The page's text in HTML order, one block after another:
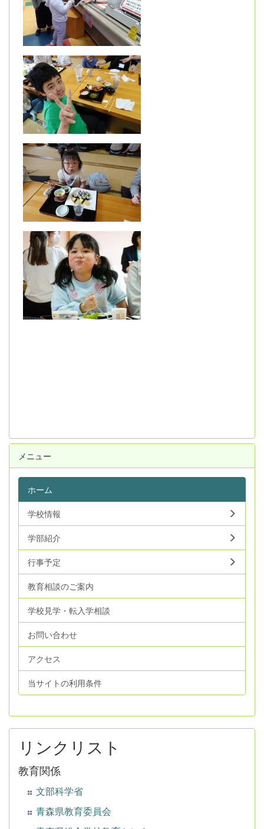
メニュー
ホーム
学校情報
学部紹介
行事予定
教育相談のご案内
学校見学・転入学相談
お問い合わせ
アクセス
当サイトの利用条件
リンクリスト
教育関係
文部科学省
青森県教育委員会